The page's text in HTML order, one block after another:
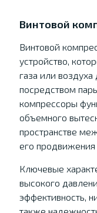
Винтовой
Винтовой
устройство,
газа или
посредством
компрессоры
объемного
пространстве
его
Ключевые
высокого
эффективность,